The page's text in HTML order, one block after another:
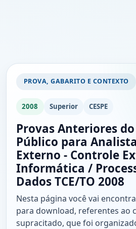
PROVA, GABARITO E CONTEXTO
2008 Superior CESPE
Provas Anteriores
Público para
Externo - Controle
Informática /
Dados TCE/TO 2008
Nesta página você vai
para download, referentes ao
supracitado, que foi